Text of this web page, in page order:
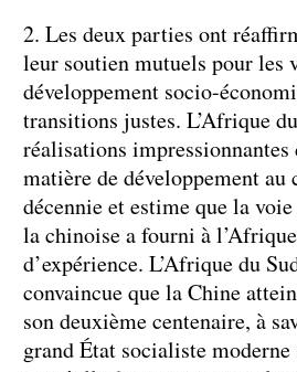
2. Les deux parties ont
leur soutien mutuels pour les
développement socio-
transitions justes. L’Afrique
réalisations impressionnantes
matière de développement au
décennie et estime que la
la chinoise a fourni à
d’expérience. L’Afrique du
convaincue que la Chine
son deuxième centenaire, à
grand État socialiste